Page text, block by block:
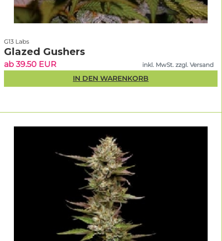
Jetzt feminisierte Hanfsamen kaufenund von Premium-Genetik,
schnellem Versand und jahrelanger Expertise profitieren – exklusiv bei
Linda Seeds.
ANTONS QUALITÄTS-CHECK
Was macht eine "gute"
Teufel steckt im Detail: Eine schlecht gemachte Feminisierung
entsteht oft durch die nachlässige Auswahl von "umgekehrten"
weiblichen Pflanzen (auch umgekehrtes Männchen genannt).
Wird vorher nicht die Stressresistenz dieser Pflanzen geprüft,
bekommt man als Ergebnis Samen, die bei den kleinsten
Stressfaktoren zwittern.
Linda Seeds Eigenmarke
in unserem Shop achten wir darauf, dass nur
Elternlinien mit geringer hermaphroditer
verwendet werden. Eine moderne Feminisierung mit
Silberthiosulfat (STS) ist heute so sicher, dass die Zwitterrate bei
korrekter Anwendung gegen Null geht.
G13 Labs
Glazed Gushers
ab 39.50 EUR inkl. MwSt. zzgl. Versand
IN DEN WARENKORB